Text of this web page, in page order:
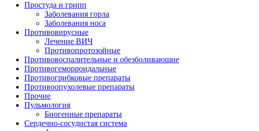
Простуда и грипп
Заболевания горла
Заболевания носа
Противовирусные
Лечение ВИЧ
Противопротозойные
Противовоспалительные и обезболивающие
Противогеморроидальные
Противогрибковые препараты
Противоопухолевые препараты
Прочие
Пульмология
Биогенные препараты
Сердечно-сосудистая система